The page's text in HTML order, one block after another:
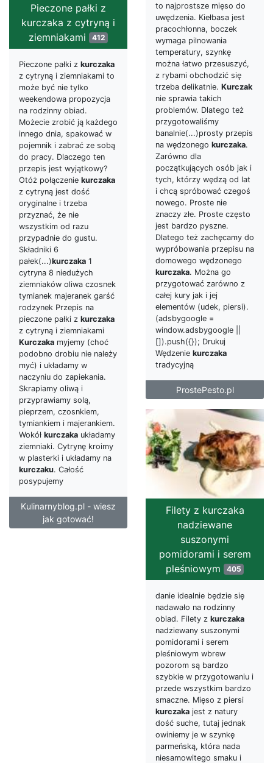
to najprostsze mięso do
uwędzenia. Kiełbasa jest
pracochłonna, boczek
wymaga pilnowania
temperatury, szynkę
można łatwo przesuszyć,
z rybami obchodzić się
trzeba delikatnie. Kurczak
nie sprawia takich
problemów. Dlatego też
przygotowaliśmy
banalnie(...)prosty przepis
na wędzonego kurczaka.
Zarówno dla
początkujących osób jak i
tych, którzy wędzą od lat
i chcą spróbować czegoś
nowego. Proste nie
znaczy złe. Proste często
jest bardzo pyszne.
Dlatego też zachęcamy do
wypróbowania przepisu na
domowego wędzonego
kurczaka. Można go
przygotować zarówno z
całej kury jak i jej
elementów (udek, piersi).
(adsbygoogle =
window.adsbygoogle ||
[]).push({}); Drukuj
Wędzenie kurczaka
tradycyjną
ProstePesto.pl
Pieczone pałki z
kurczaka z cytryną i
ziemniakami
412
Pieczone pałki z kurczaka
z cytryną i ziemniakami to
może być nie tylko
weekendowa propozycja
na rodzinny obiad.
Możecie zrobić ją każdego
innego dnia, spakować w
pojemnik i zabrać ze sobą
do pracy. Dlaczego ten
przepis jest wyjątkowy?
Otóż połączenie kurczaka
z cytryną jest dość
oryginalne i trzeba
przyznać, że nie
wszystkim od razu
przypadnie do gustu.
Składniki 6
pałek(...)kurczaka 1
cytryna 8 niedużych
ziemniaków oliwa czosnek
tymianek majeranek garść
rodzynek Przepis na
pieczone pałki z kurczaka
z cytryną i ziemniakami
Kurczaka myjemy (choć
podobno drobiu nie należy
myć) i układamy w
naczyniu do zapiekania.
Skrapiamy oliwą i
przyprawiamy solą,
pieprzem, czosnkiem,
tymiankiem i majerankiem.
Wokół kurczaka układamy
ziemniaki. Cytrynę kroimy
w plasterki i układamy na
kurczaku. Całość
posypujemy
Kulinarnyblog.pl - wiesz
jak gotować!
Filety z kurczaka
nadziewane
suszonymi
pomidorami i serem
pleśniowym
405
danie idealnie będzie się
nadawało na rodzinny
obiad. Filety z kurczaka
nadziewany suszonymi
pomidorami i serem
pleśniowym wbrew
pozorom są bardzo
szybkie w przygotowaniu i
przede wszystkim bardzo
smaczne. Mięso z piersi
kurczaka jest z natury
dość suche, tutaj jednak
owiniemy je w szynkę
parmeńską, która nada
niesamowitego smaku i